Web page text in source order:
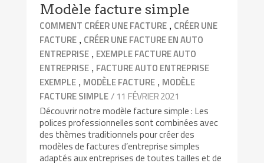
Modèle facture simple
COMMENT CRÉER UNE FACTURE , CRÉER UNE
FACTURE , CRÉER UNE FACTURE EN AUTO
ENTREPRISE , EXEMPLE FACTURE AUTO
ENTREPRISE , FACTURE AUTO ENTREPRISE
EXEMPLE , MODÈLE FACTURE , MODÈLE
FACTURE SIMPLE/ 11 FÉVRIER 2021
Découvrir notre modèle facture simple : Les
polices professionnelles sont combinées avec
des thèmes traditionnels pour créer des
modèles de factures d’entreprise simples
adaptés aux entreprises de toutes tailles et de